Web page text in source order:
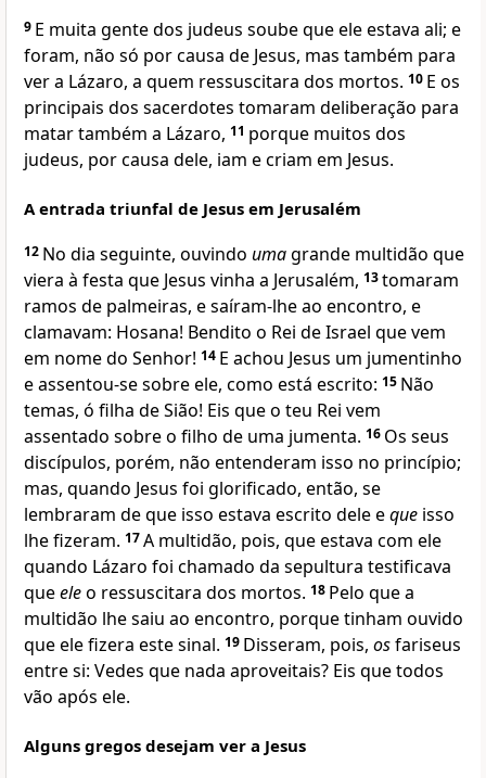
9 E muita gente dos judeus soube que ele estava ali; e
foram, não só por causa de Jesus, mas também para
ver a Lázaro, a quem ressuscitara dos mortos. 10 E os
principais dos sacerdotes tomaram deliberação para
matar também a Lázaro, 11 porque muitos dos
judeus, por causa dele, iam e criam em Jesus.
A entrada triunfal de Jesus em Jerusalém
12 No dia seguinte, ouvindo umagrande multidão que
viera à festa que Jesus vinha a Jerusalém, 13tomaram
ramos de palmeiras, e saíram-lhe ao encontro, e
clamavam: Hosana! Bendito o Rei de Israel que vem
em nome do Senhor! 14 E achou Jesus um jumentinho
e assentou-se sobre ele, como está escrito: 15 Não
temas, ó filha de Sião! Eis que o teu Rei vem
assentado sobre o filho de uma jumenta. 16 Os seus
discípulos, porém, não entenderam isso no princípio;
mas, quando Jesus foi glorificado, então, se
lembraram de que isso estava escrito dele eque isso
lhe fizeram. 17A multidão, pois, que estava com ele
quando Lázaro foi chamado da sepultura testificava
queeleo ressuscitara dos mortos. 18 Pelo que a
multidão lhe saiu ao encontro, porque tinham ouvido
que ele fizera este sinal. 19 Disseram, pois, osfariseus
entre si: Vedes que nada aproveitais? Eis que todos
vão após ele.
Alguns gregos desejam ver a Jesus